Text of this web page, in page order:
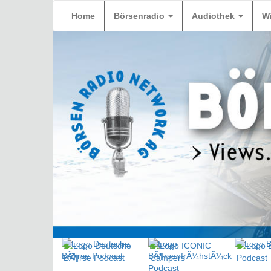
Home Börsenradio Audiothek